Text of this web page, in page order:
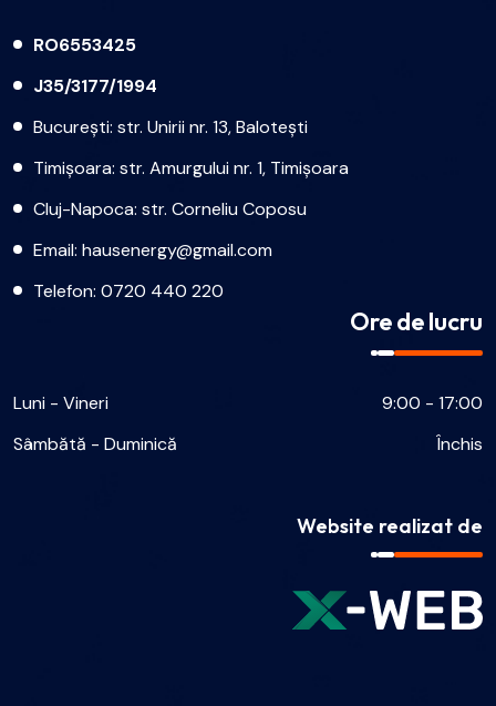
RO6553425
J35/3177/1994
București: str. Unirii nr. 13, Balotești
Timișoara: str. Amurgului nr. 1, Timișoara
Cluj-Napoca: str. Corneliu Coposu
Email: hausenergy@gmail.com
Telefon: 0720 440 220
Ore de lucru
Luni - Vineri
9:00 - 17:00
Sâmbătă - Duminică
Închis
Website realizat de